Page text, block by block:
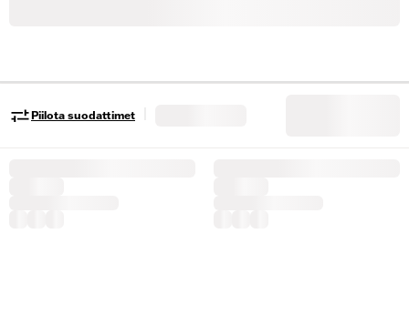
Piilota suodattimet